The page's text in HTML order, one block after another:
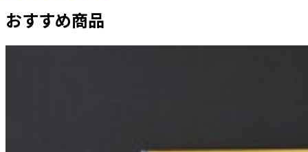
おすすめ商品